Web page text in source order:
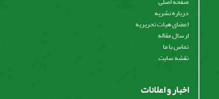
درباره نشریه
اعضای هیات تحریریه
ارسال مقاله
تماس با ما
نقشه سایت
اخبار و اعلانات